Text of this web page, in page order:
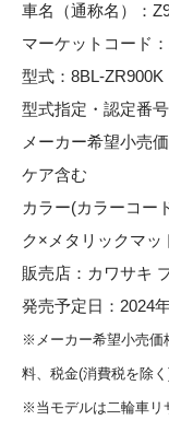
車名（通称名）：
マーケットコード
型式：8BL-ZR900K
型式指定・認定番
メーカー希望小売
ケア含む
カラー(カラーコー
ク×メタリックマ
販売店：カワサキ
発売予定日：2024
※メーカー希望小売価
料、税金(消費税を除
※当モデルは二輪車リ